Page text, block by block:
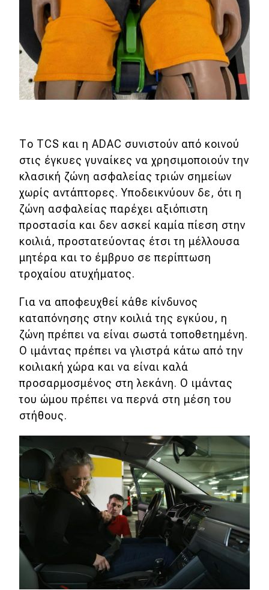
Το TCS και η ADAC συνιστούν από κοινού
στις έγκυες γυναίκες να χρησιμοποιούν την
κλασική ζώνη ασφαλείας τριών σημείων
χωρίς αντάπτορες. Υποδεικνύουν δε, ότι η
ζώνη ασφαλείας παρέχει αξιόπιστη
προστασία και δεν ασκεί καμία πίεση στην
κοιλιά, προστατεύοντας έτσι τη μέλλουσα
μητέρα και το έμβρυο σε περίπτωση
τροχαίου ατυχήματος.
Για να αποφευχθεί κάθε κίνδυνος
καταπόνησης στην κοιλιά της εγκύου, η
ζώνη πρέπει να είναι σωστά τοποθετημένη.
Ο ιμάντας πρέπει να γλιστρά κάτω από την
κοιλιακή χώρα και να είναι καλά
προσαρμοσμένος στη λεκάνη. Ο ιμάντας
του ώμου πρέπει να περνά στη μέση του
στήθους.